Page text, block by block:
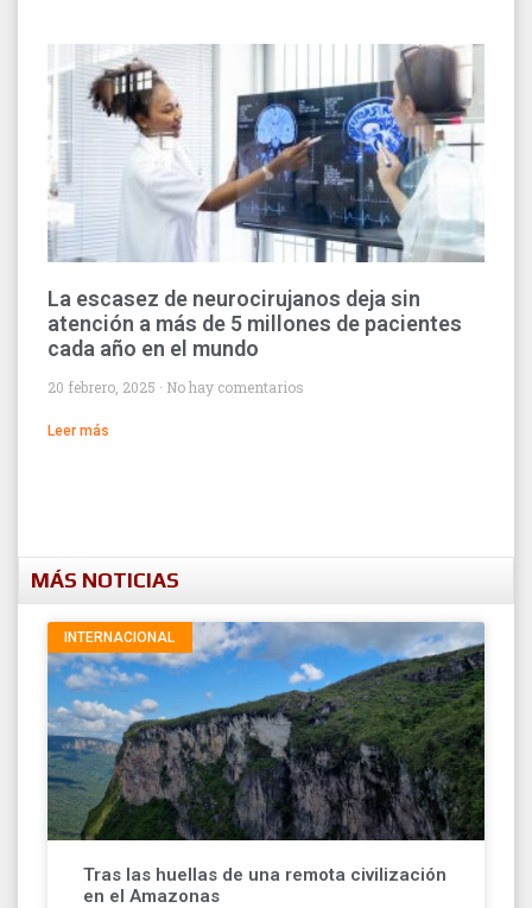
La escasez de neurocirujanos deja sin
atención a más de 5 millones de pacientes
cada año en el mundo
20 febrero, 2025 No hay comentarios
Leer más
MÁS NOTICIAS
INTERNACIONAL
Tras las huellas de una remota civilización
en el Amazonas